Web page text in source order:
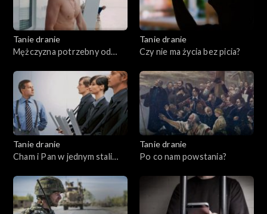
Tanie dranie
Mężczyzna potrzebny od
Tanie dranie
Czy nie ma życia bez picia?
Tanie dranie
Cham i Pan w jednym stali
Tanie dranie
Po co nam powstania?